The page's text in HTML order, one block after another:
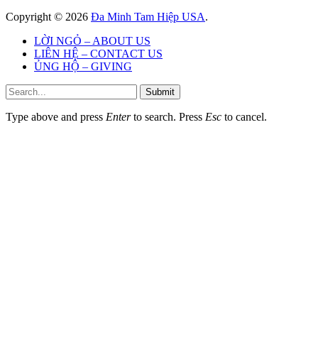
Copyright © 2026 Đa Minh Tam Hiệp USA.
LỜI NGỎ – ABOUT US
LIÊN HỆ – CONTACT US
ỦNG HỘ – GIVING
Submit
Type above and press Enterto search. Press Esc to cancel.